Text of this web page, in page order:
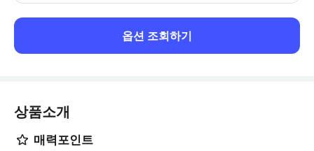
옵션 조회하기
상품소개
매력포인트